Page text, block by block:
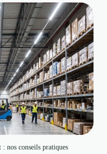
nos conseils pratiques